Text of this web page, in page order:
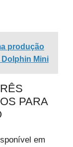
produção
Mini
PARA
em